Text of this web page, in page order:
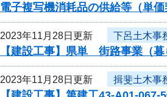
電子複写機消耗品の供給等（単
2023年11月28日更新 下呂土木事
【建設工事】県単 街路事業（
2023年11月28日更新 揖斐土木事